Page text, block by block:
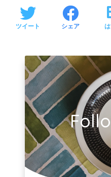
ツイート シェア